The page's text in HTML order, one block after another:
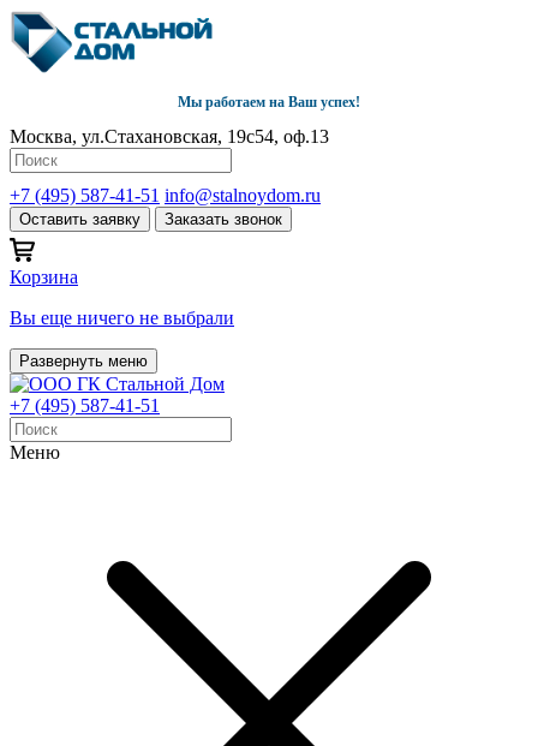
Мы работаем на Ваш успех!
Москва, ул.Стахановская, 19с54, оф.13
+7 (495) 587-41-51 info@stalnoydom.ru
Оставить заявку Заказать звонок
Корзина
Вы еще ничего не выбрали
Развернуть меню
+7 (495) 587-41-51
Меню